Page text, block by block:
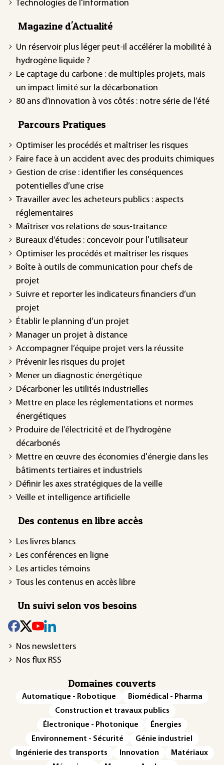
Technologies de l'information
Magazine d'Actualité
Un réservoir plus léger peut-il accélérer la mobilité à
hydrogène liquide ?
Le captage du carbone : de multiples projets, mais
un impact limité sur la décarbonation
80 ans d’innovation à vos côtés : notre série de l’été
Parcours Pratiques
Optimiser les procédés et maîtriser les risques
Faire face à un accident avec des produits chimiques
Gestion de crise : identifier les conséquences
potentielles d’une crise
Travailler avec les acheteurs publics : aspects
réglementaires
Maîtriser vos relations de sous-traitance
Bureaux d’études : concevoir pour l'utilisateur
Optimiser les procédés et maîtriser les risques
Boîte à outils de communication pour chefs de
projet
Suivre et reporter les indicateurs financiers d’un
projet
Établir le planning d’un projet
Manager un projet à distance
Accompagner l’équipe projet vers la réussite
Prévenir les risques du projet
Mener un diagnostic énergétique
Décarboner les utilités industrielles
Mettre en place les réglementations et normes
énergétiques
Produire de l’électricité et de l’hydrogène
décarbonés
Mettre en œuvre des économies d'énergie dans les
bâtiments tertiaires et industriels
Définir les axes stratégiques de la veille
Veille et intelligence artificielle
Des contenus en libre accès
Les livres blancs
Les conférences en ligne
Les articles témoins
Tous les contenus en accès libre
Un suivi selon vos besoins
Nos newsletters
Nos flux RSS
Domaines couverts
Automatique - Robotique
Biomédical - Pharma
Construction et travaux publics
Électronique - Photonique
Énergies
Environnement - Sécurité
Génie industriel
Ingénierie des transports
Innovation
Matériaux